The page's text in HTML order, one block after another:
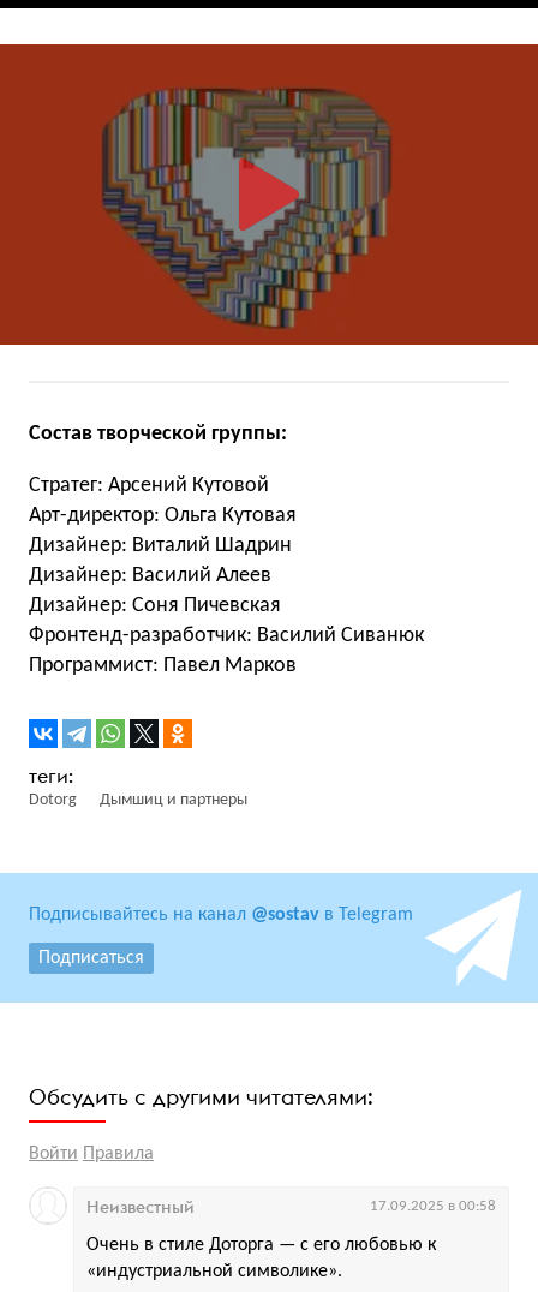
Состав творческой группы:
Стратег: Арсений Кутовой
Арт-директор: Ольга Кутовая
Дизайнер: Виталий Шадрин
Дизайнер: Василий Алеев
Дизайнер: Соня Пичевская
Фронтенд-разработчик: Василий Сиванюк
Программист: Павел Марков
Dotorg Дымшиц и партнеры
Подписывайтесь на канал @sostav в Telegram
Подписаться
Обсудить с другими читателями:
Войти Правила
Очень в стиле Доторга — с его любовью к
«индустриальной символике».
Неизвестный 17.09.2025 в 00:58